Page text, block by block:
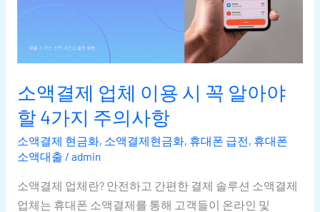
소액결제 업체 이용 시 꼭 알아야
할 4가지 주의사항
소액결제 현금화, 소액결제현금화, 휴대폰 급전, 휴대폰
소액대출 / admin
소액결제 업체란? 안전하고 간편한 결제 솔루션 소액결제
업체는 휴대폰 소액결제를 통해 고객들이 온라인 및
알아야
4가지
주의사항